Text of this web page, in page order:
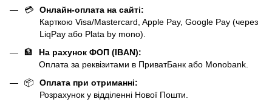
💳
Онлайн-оплата на сайті:
Карткою Visa/Mastercard, Apple Pay, Google Pay (через
LiqPay або Plata by mono).
🏦
На рахунок ФОП (IBAN):
Оплата за реквізитами в ПриватБанк або Monobank.
📦
Оплата при отриманні:
Розрахунок у відділенні Нової Пошти.